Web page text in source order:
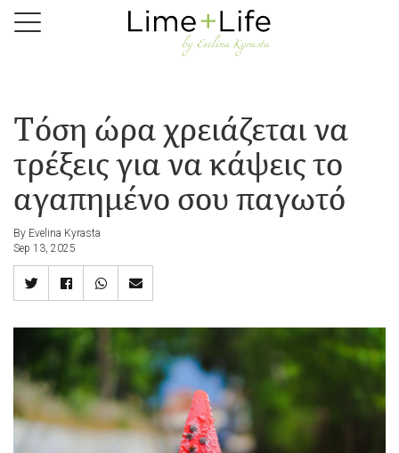
Skip
to
Τόση ώρα χρειάζεται να
τρέξεις για να κάψεις το
αγαπημένο σου παγωτό
By Evelina Kyrasta
Sep 13, 2025